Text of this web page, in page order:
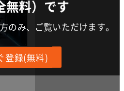
無料）です
のみ、ご覧いただけます。
登録(無料)